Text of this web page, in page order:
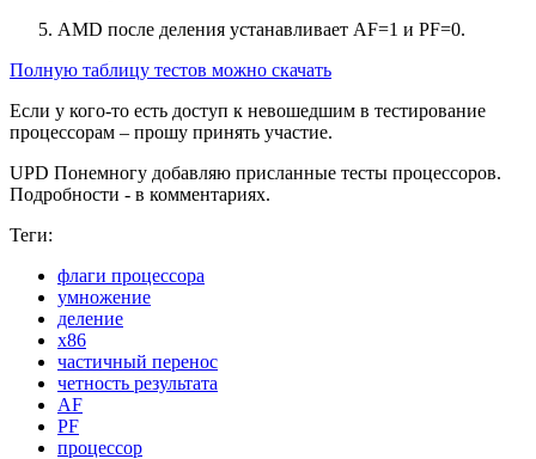
AMD после деления устанавливает AF=1 и PF=0.
Полную таблицу тестов можно скачать
Если у кого-то есть доступ к невошедшим в тестирование
процессорам – прошу принять участие.
UPD Понемногу добавляю присланные тесты процессоров.
Подробности - в комментариях.
Теги:
флаги процессора
умножение
деление
x86
частичный перенос
четность результата
AF
PF
процессор